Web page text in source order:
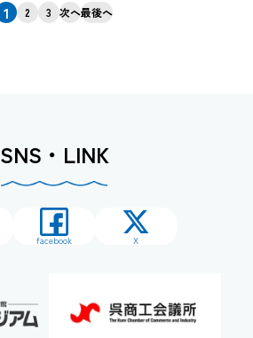
1 2 3 次へ最後へ
SNS・LINK
facebook X